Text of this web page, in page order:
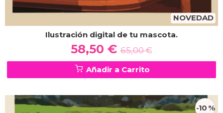
NOVEDAD
Ilustración digital de tu mascota.
58,50 € 65,00 €
Añadir a Carrito
-10 %